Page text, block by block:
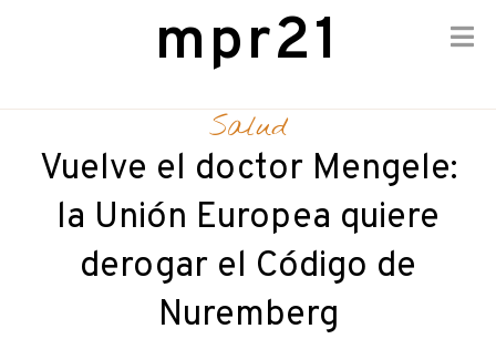
content
mpr21
Salud
Vuelve el doctor Mengele:
la Unión Europea quiere
derogar el Código de
Nuremberg